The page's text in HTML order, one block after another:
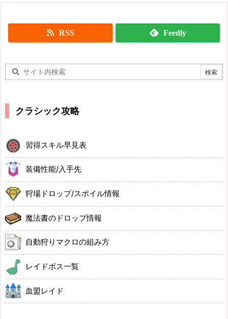
RSS Feedly
クラシック攻略
習得スキル早見表
装備性能/入手先
狩場ドロップ/スポイル情報
魔法書のドロップ情報
自動狩りマクロの組み方
レイドボス一覧
血盟レイド